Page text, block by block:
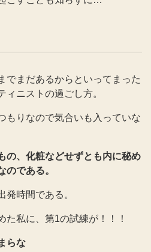
でまだあるからといってまった
ィニストの過ごし方。
もりなので気合いも入っていな
の、化粧などせずとも内に秘め
のである。
発時間である。
た私に、第1の試練が！！！
らな